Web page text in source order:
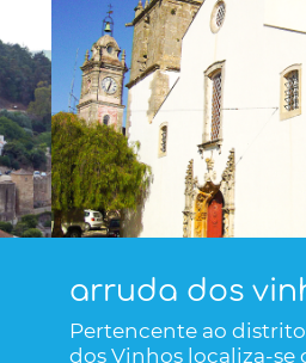
arruda dos
Pertencente ao
dos Vinhos localiza-se